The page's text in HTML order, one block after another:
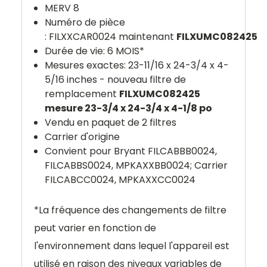
MERV 8
Numéro de pièce
: FILXXCAR0024 maintenant FILXUMC082425
Durée de vie: 6 MOIS*
Mesures exactes: 23-11/16 x 24-3/4 x 4-
5/16 inches - nouveau filtre de
remplacement FILXUMC082425
mesure 23-3/4 x 24-3/4 x 4-1/8 po
Vendu en paquet de 2 filtres
Carrier d'origine
Convient pour Bryant FILCABBB0024,
FILCABBS0024, MPKAXXBB0024; Carrier
FILCABCC0024, MPKAXXCC0024
*La fréquence des changements de filtre
peut varier en fonction de
l'environnement dans lequel l'appareil est
utilisé en raison des niveaux variables de